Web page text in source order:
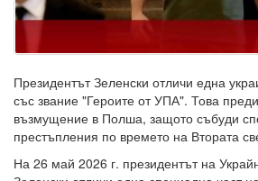
Президентът Зеленски отличи една
със звание "Героите от УПА". Това
възмущение в Полша, защото събуди
престъпления по времето на Втората
На 26 май 2026 г. президентът на